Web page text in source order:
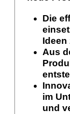
Die
Ideen
Aus
im
und